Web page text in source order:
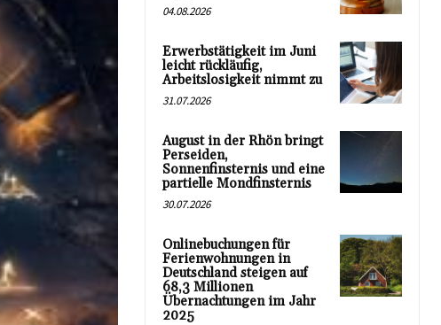
04.08.2026
Erwerbstätigkeit im Juni
leicht rückläufig,
Arbeitslosigkeit nimmt zu
31.07.2026
August in der Rhön bringt
Perseiden,
Sonnenfinsternis und eine
partielle Mondfinsternis
30.07.2026
Onlinebuchungen für
Ferienwohnungen in
Deutschland steigen auf
68,3 Millionen
Übernachtungen im Jahr
2025